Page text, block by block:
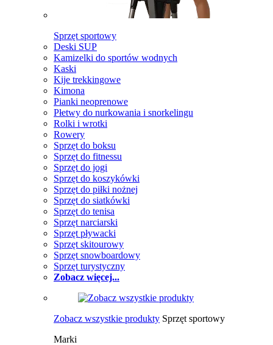
Sprzęt sportowy
Deski SUP
Kamizelki do sportów wodnych
Kaski
Kije trekkingowe
Kimona
Pianki neoprenowe
Płetwy do nurkowania i snorkelingu
Rolki i wrotki
Rowery
Sprzęt do boksu
Sprzęt do fitnessu
Sprzęt do jogi
Sprzęt do koszykówki
Sprzęt do piłki nożnej
Sprzęt do siatkówki
Sprzęt do tenisa
Sprzęt narciarski
Sprzęt pływacki
Sprzęt skitourowy
Sprzęt snowboardowy
Sprzęt turystyczny
Zobacz więcej...
Zobacz wszystkie produkty Sprzęt sportowy
Marki